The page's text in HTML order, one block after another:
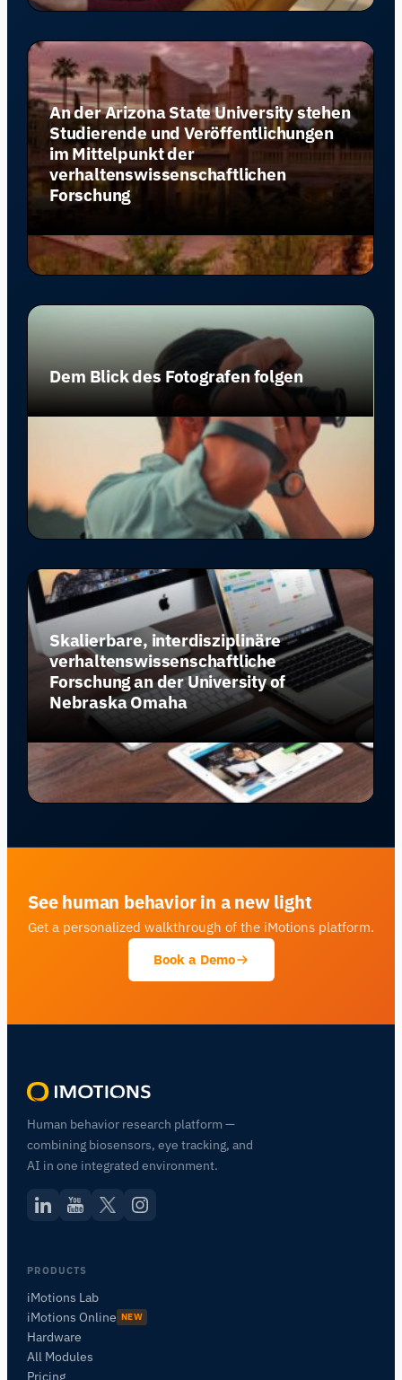
An der Arizona State University stehen
Studierende und Veröffentlichungen
im Mittelpunkt der
verhaltenswissenschaftlichen
Forschung
Dem Blick des Fotografen folgen
Skalierbare, interdisziplinäre
verhaltenswissenschaftliche
Forschung an der University of
Nebraska Omaha
See human behavior in a new light
Get a personalized walkthrough of the iMotions platform.
Book a Demo
Human behavior research platform —
combining biosensors, eye tracking, and
AI in one integrated environment.
PRODUCTS
iMotions Lab
iMotions Online NEW
Hardware
All Modules
Pricing